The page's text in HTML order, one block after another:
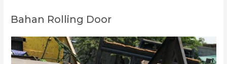
Bahan Rolling Door